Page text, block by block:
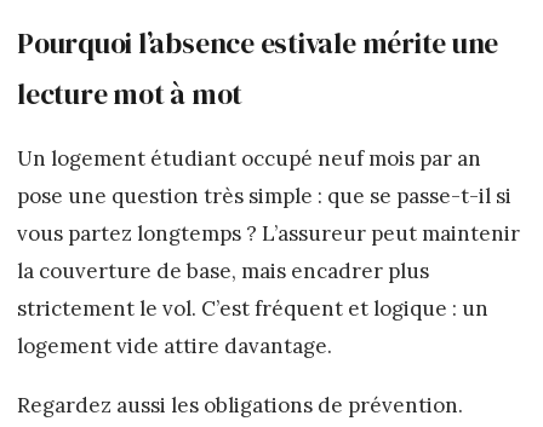
Pourquoi l’absence estivale mérite une
lecture mot à mot
Un logement étudiant occupé neuf mois par an
pose une question très simple : que se passe-t-il si
vous partez longtemps ? L’assureur peut maintenir
la couverture de base, mais encadrer plus
strictement le vol. C’est fréquent et logique : un
logement vide attire davantage.
Regardez aussi les obligations de prévention.